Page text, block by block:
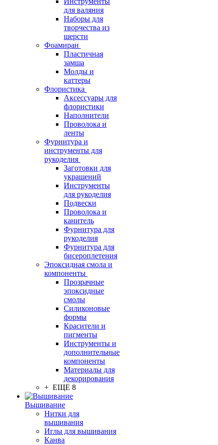
для валяния
Наборы для
творчества из
шерсти
Фоамиран
Пластичная
замша
Молды и
каттеры
Флористика
Аксессуары для
флористики
Наполнители
Проволока и
ленты
Фурнитура и
инструменты для
рукоделия
Заготовки для
украшений
Инструменты
для рукоделия
Подвески
Проволока и
канитель
Фурнитура для
рукоделия
Фурнитура для
бисероплетения
Эпоксидная смола и
компоненты
Прозрачные
эпоксидные
смолы
Силиконовые
формы
Красители и
пигменты
Инструменты и
дополнительные
компоненты
Материалы для
декорирования
+ ЕЩЕ 8
Вышивание
Нитки для
вышивания
Иглы для вышивания
Канва